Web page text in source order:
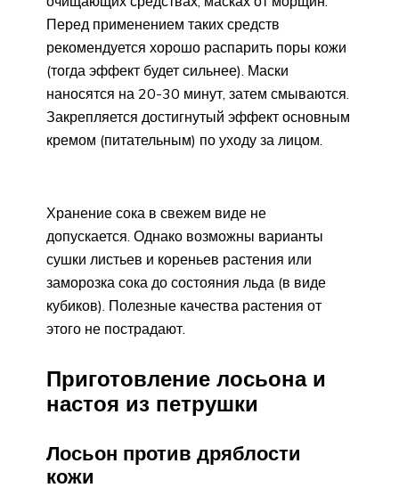
Перед применением таких средств
рекомендуется хорошо распарить поры кожи
(тогда эффект будет сильнее). Маски
наносятся на 20-30 минут, затем смываются.
Закрепляется достигнутый эффект основным
кремом (питательным) по уходу за лицом.
Хранение сока в свежем виде не
допускается. Однако возможны варианты
сушки листьев и кореньев растения или
заморозка сока до состояния льда (в виде
кубиков). Полезные качества растения от
этого не пострадают.
Приготовление лосьона и
настоя из петрушки
Лосьон против дряблости
кожи